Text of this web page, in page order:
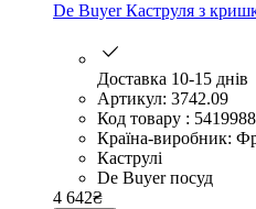
De Buyer Каструля з
Доставка 10-15 днів
Артикул: 3742.09
Код товару :
Країна-виробник:
Каструлі
De Buyer посуд
4 642₴